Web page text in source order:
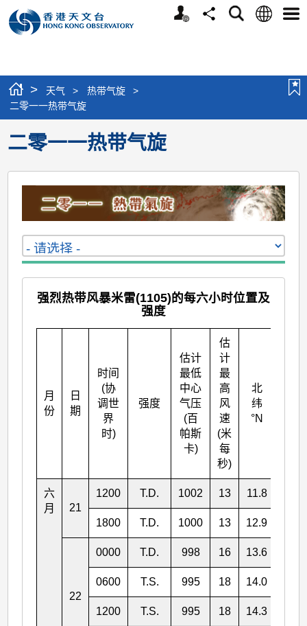
个
分
搜
语
选
> 天气 > 热带气旋
>
二零一一热带气旋
二零一一热带气旋
强烈热带风暴米雷(1105)的每六小时位置及
强度
月
份
日
期
时间
(协
调世
界
时)
强度
估计
最低
中心
气压
(百
帕斯
卡)
估
计
最
高
风
速
(米
每
秒)
北
纬
°N
六
月
21
1200 T.D. 1002 13 11.8
1800 T.D. 1000 13 12.9
22
0000 T.D. 998 16 13.6
0600 T.S. 995 18 14.0
1200 T.S. 995 18 14.3